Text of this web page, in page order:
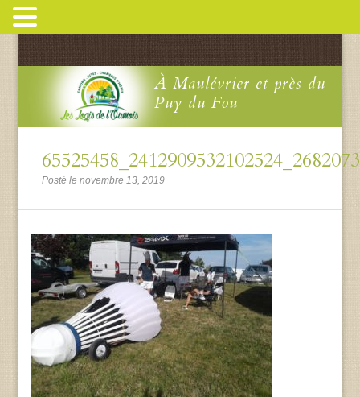
À Maulévrier et près du
Puy du Fou
Posté le novembre 13, 2019